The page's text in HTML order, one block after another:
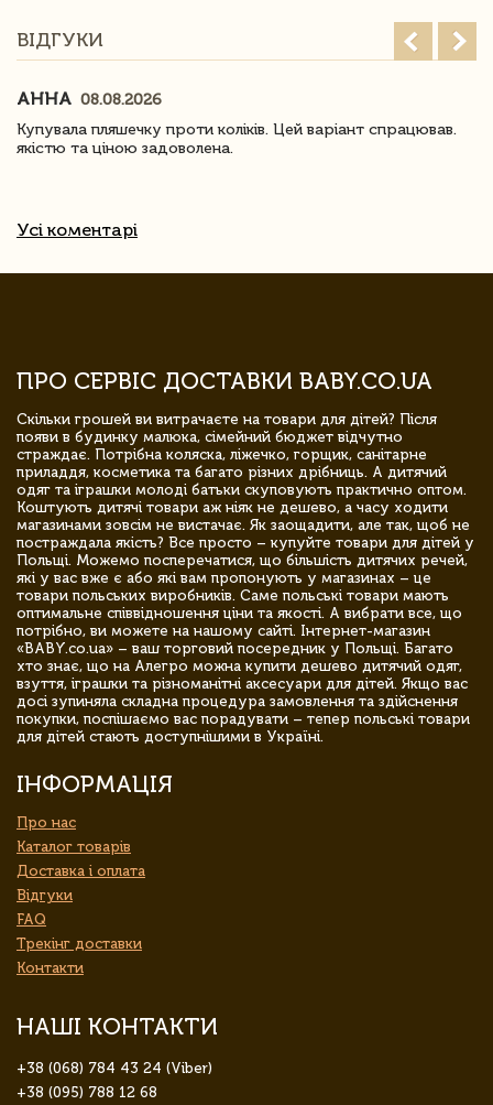
ВІДГУКИ
АННА 08.08.2026
Купувала пляшечку проти коліків. Цей варіант спрацював.
якістю та ціною задоволена.
Усі коментарі
ПРО СЕРВІС ДОСТАВКИ BABY.CO.UA
Скільки грошей ви витрачаєте на товари для дітей? Після
появи в будинку малюка, сімейний бюджет відчутно
страждає. Потрібна коляска, ліжечко, горщик, санітарне
приладдя, косметика та багато різних дрібниць. А дитячий
одяг та іграшки молоді батьки скуповують практично оптом.
Коштують дитячі товари аж ніяк не дешево, а часу ходити
магазинами зовсім не вистачає. Як заощадити, але так, щоб не
постраждала якість? Все просто – купуйте товари для дітей у
Польщі. Можемо посперечатися, що більшість дитячих речей,
які у вас вже є або які вам пропонують у магазинах – це
товари польських виробників. Саме польські товари мають
оптимальне співвідношення ціни та якості. А вибрати все, що
потрібно, ви можете на нашому сайті. Інтернет-магазин
«BABY.co.ua» – ваш торговий посередник у Польщі. Багато
хто знає, що на Алегро можна купити дешево дитячий одяг,
взуття, іграшки та різноманітні аксесуари для дітей. Якщо вас
досі зупиняла складна процедура замовлення та здійснення
покупки, поспішаємо вас порадувати – тепер польські товари
для дітей стають доступнішими в Україні.
ІНФОРМАЦІЯ
Про нас
Каталог товарів
Доставка і оплата
Відгуки
FAQ
Трекінг доставки
Контакти
НАШІ КОНТАКТИ
+38 (068) 784 43 24 (Viber)
+38 (095) 788 12 68